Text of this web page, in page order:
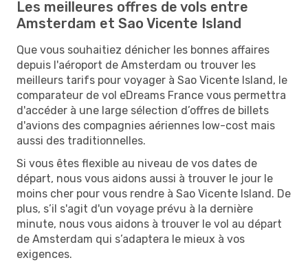
Les meilleures offres de vols entre
Amsterdam et Sao Vicente Island
Que vous souhaitiez dénicher les bonnes affaires
depuis l'aéroport de Amsterdam ou trouver les
meilleurs tarifs pour voyager à Sao Vicente Island, le
comparateur de vol eDreams France vous permettra
d'accéder à une large sélection d’offres de billets
d'avions des compagnies aériennes low-cost mais
aussi des traditionnelles.
Si vous êtes flexible au niveau de vos dates de
départ, nous vous aidons aussi à trouver le jour le
moins cher pour vous rendre à Sao Vicente Island. De
plus, s’il s'agit d'un voyage prévu à la dernière
minute, nous vous aidons à trouver le vol au départ
de Amsterdam qui s’adaptera le mieux à vos
exigences.